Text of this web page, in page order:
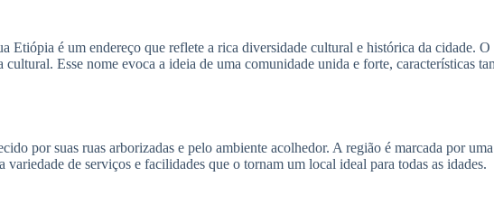
Etiópia é um endereço que reflete a rica diversidade cultural e histórica da cidade.
Esse nome evoca a ideia de uma comunidade unida e forte, características
por suas ruas arborizadas e pelo ambiente acolhedor. A região é marcada por
de serviços e facilidades que o tornam um local ideal para todas as idades.